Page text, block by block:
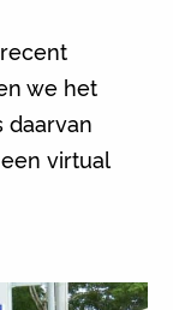
we het
daarvan
virtual